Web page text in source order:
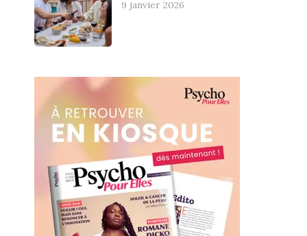
9 janvier 2026